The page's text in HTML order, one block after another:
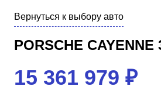
Вернуться к выбору авто
PORSCHE CAYENNE
15 361 979 ₽